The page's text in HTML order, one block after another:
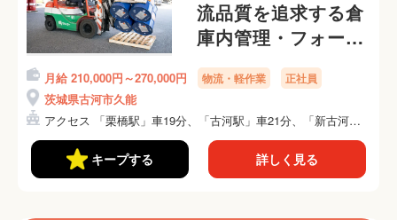
流品質を追求する倉
庫内管理・フォーク
リフト作業スタッフ
月給 210,000円～270,000円 物流・軽作業 正社員
茨城県古河市久能
アクセス 「栗橋駅」車19分、「古河駅」車21分、「新古河
駅...
キープする 詳しく見る